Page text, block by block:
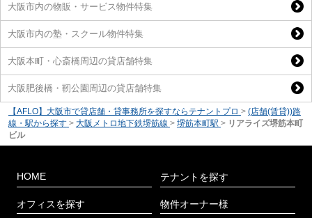
大阪市内の物販・サービス物件特集
大阪市内の塾・スクール物件特集
大阪本町・心斎橋周辺の貸店舗特集
大阪肥後橋・靭公園周辺の貸店舗特集
【AFLO】大阪市で貸店舗・貸事務所を探すならテナントプロ > (店舗(賃貸))路
線・駅から探す > 大阪メトロ地下鉄堺筋線 > 堺筋本町駅 > リアライズ堺筋本町
ビル
HOME
オフィスを探す
テナントを探す
物件オーナー様